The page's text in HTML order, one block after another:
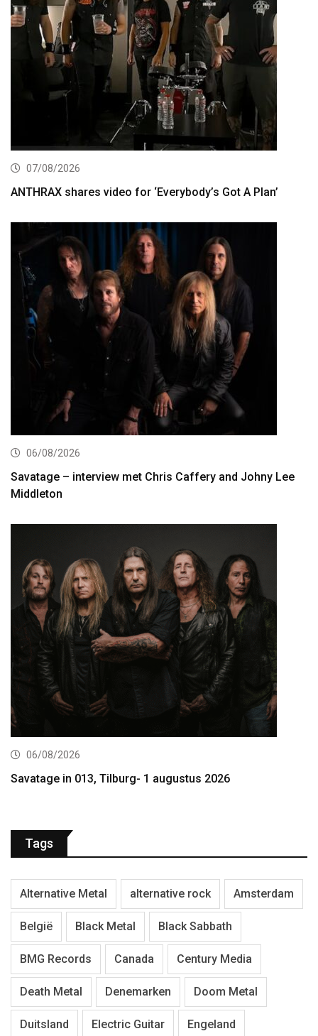
07/08/2026
ANTHRAX shares video for ‘Everybody’s Got A Plan’
06/08/2026
Savatage – interview met Chris Caffery and Johny Lee
Middleton
06/08/2026
Savatage in 013, Tilburg- 1 augustus 2026
Tags
Alternative Metal alternative rock Amsterdam
België Black Metal Black Sabbath
BMG Records Canada Century Media
Death Metal Denemarken Doom Metal
Duitsland Electric Guitar Engeland